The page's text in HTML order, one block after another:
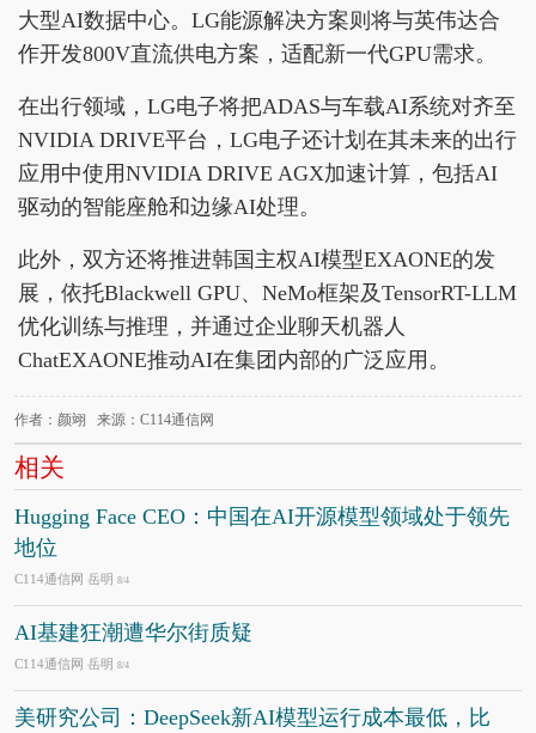
大型AI数据中心。LG能源解决方案则将与英伟达合
作开发800V直流供电方案，适配新一代GPU需求。
在出行领域，LG电子将把ADAS与车载AI系统对齐至
NVIDIA DRIVE平台，LG电子还计划在其未来的出行
应用中使用NVIDIA DRIVE AGX加速计算，包括AI
驱动的智能座舱和边缘AI处理。
此外，双方还将推进韩国主权AI模型EXAONE的发
展，依托Blackwell GPU、NeMo框架及TensorRT-LLM
优化训练与推理，并通过企业聊天机器人
ChatEXAONE推动AI在集团内部的广泛应用。
作者：颜翊 来源：C114通信网
相关
Hugging Face CEO：中国在AI开源模型领域处于领先
地位
C114通信网 岳明 8/4
AI基建狂潮遭华尔街质疑
C114通信网 岳明 8/4
美研究公司：DeepSeek新AI模型运行成本最低，比